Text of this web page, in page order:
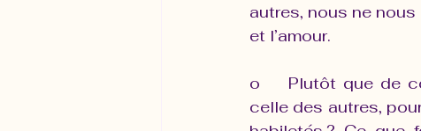
autres, nous ne
et l’amour.
o    Plutôt que de
celle des autres,